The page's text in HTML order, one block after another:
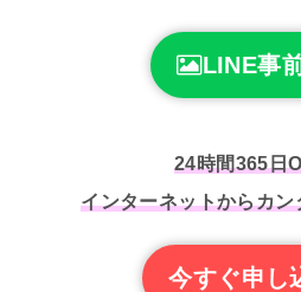
LINE事
24時間365日
インターネットからカ
今すぐ申し